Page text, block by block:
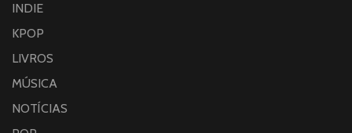
INDIE
KPOP
LIVROS
MÚSICA
NOTÍCIAS